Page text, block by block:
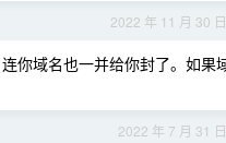
2022 年 11 月 30 日
你域名也一并给你封了。如果
2022 年 7 月 31 日